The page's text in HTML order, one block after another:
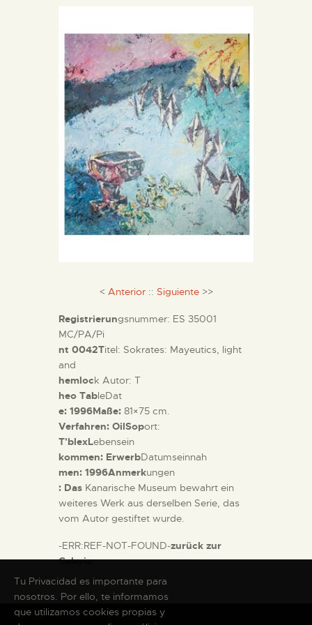
DIGITALE RESSOURCEN
DEUTSCH
< Anterior:: Siguiente>>
Registrierungsnummer: ES 35001
MC/PA/Pi
nt 0042Titel: Sokrates: Mayeutics, light
and
hemlock Autor: T
heo TableDat
e: 1996Maße: 81×75 cm.
Verfahren: OilSoport:
T'blexLebensein
kommen: ErwerbDatumseinnah
men: 1996Anmerkungen
: Das Kanarische Museum bewahrt ein
weiteres Werk aus derselben Serie, das
vom Autor gestiftet wurde.
-ERR:REF-NOT-FOUND-zurück zur
Galerie
Tu Privacidad es importante para
nosotros. Por ello, te informamos
que utilizamos cookies propias y